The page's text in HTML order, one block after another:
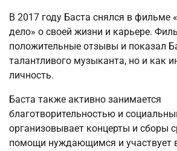
В 2017 году Баста снялся в фильме
дело» о своей жизни и карьере.
положительные отзывы и показал
талантливого музыканта, но и как
личность.
Баста также активно занимается
благотворительностью и
организовывает концерты и сборы
помощи нуждающимся и участвует